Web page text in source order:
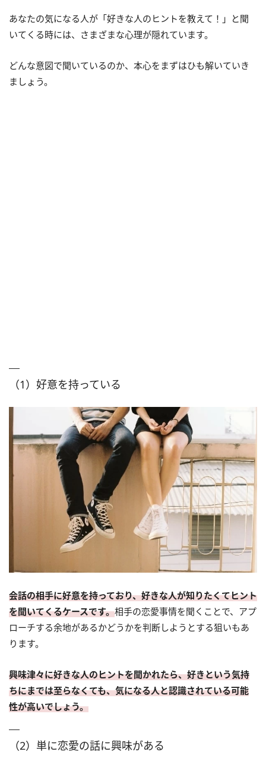
あなたの気になる人が「好きな人のヒントを教えて！」と聞
いてくる時には、さまざまな心理が隠れています。
どんな意図で聞いているのか、本心をまずはひも解いていき
ましょう。
（1）好意を持っている
会話の相手に好意を持っており、好きな人が知りたくてヒント
を聞いてくるケースです。相手の恋愛事情を聞くことで、アプ
ローチする余地があるかどうかを判断しようとする狙いもあ
ります。
興味津々に好きな人のヒントを聞かれたら、好きという気持
ちにまでは至らなくても、気になる人と認識されている可能
性が高いでしょう。
（2）単に恋愛の話に興味がある